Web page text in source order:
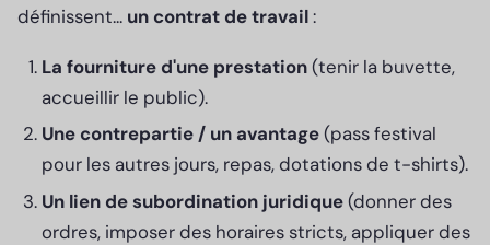
définissent... un contrat de travail:
La fourniture d'une prestation(tenir la buvette,
accueillir le public).
Une contrepartie / un avantage(pass festival
pour les autres jours, repas, dotations de t-shirts).
Un lien de subordination juridique(donner des
ordres, imposer des horaires stricts, appliquer des